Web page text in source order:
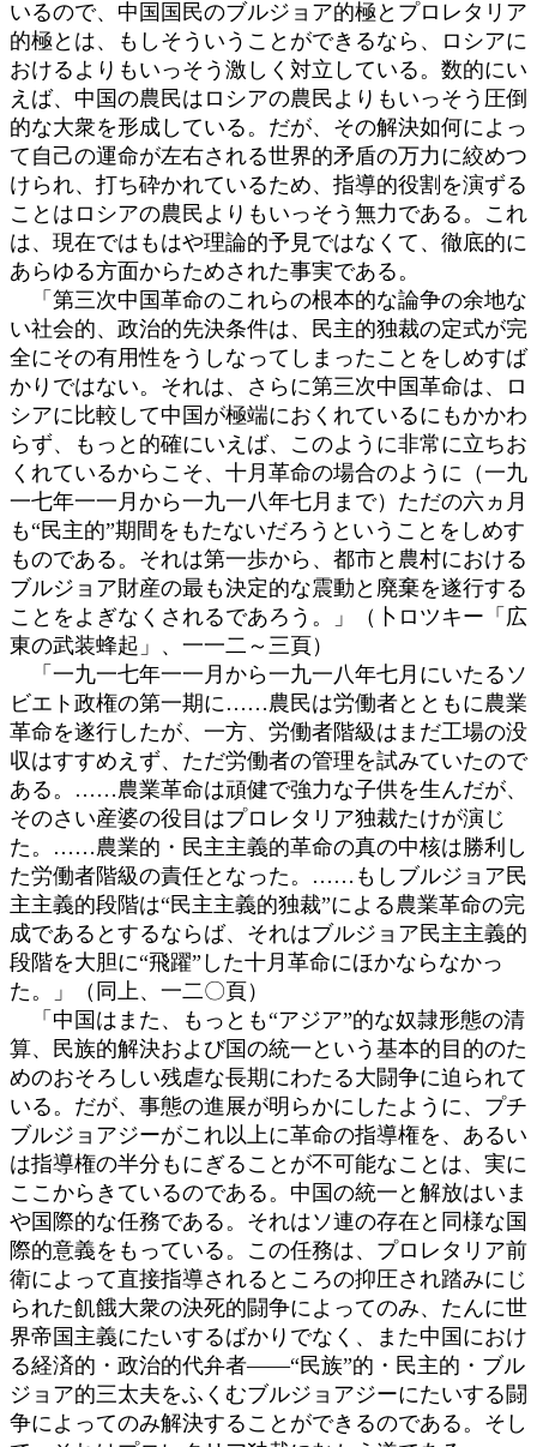
いるので、中国国民のブルジョア的極とプロレタリア
的極とは、もしそういうことができるなら、ロシアに
おけるよりもいっそう激しく対立している。数的にい
えば、中国の農民はロシアの農民よりもいっそう圧倒
的な大衆を形成している。だが、その解決如何によっ
て自己の運命が左右される世界的矛盾の万力に絞めつ
けられ、打ち砕かれているため、指導的役割を演ずる
ことはロシアの農民よりもいっそう無力である。これ
は、現在ではもはや理論的予見ではなくて、徹底的に
あらゆる方面からためされた事実である。
「第三次中国革命のこれらの根本的な論争の余地な
い社会的、政治的先決条件は、民主的独裁の定式が完
全にその有用性をうしなってしまったことをしめすば
かりではない。それは、さらに第三次中国革命は、ロ
シアに比較して中国が極端におくれているにもかかわ
らず、もっと的確にいえば、このように非常に立ちお
くれているからこそ、十月革命の場合のように（一九
一七年一一月から一九一八年七月まで）ただの六ヵ月
も“民主的”期間をもたないだろうということをしめす
ものである。それは第一歩から、都市と農村における
ブルジョア財産の最も決定的な震動と廃棄を遂行する
ことをよぎなくされるであろう。」（卜ロツキー「広
東の武装蜂起」、一一二～三頁）
「一九一七年一一月から一九一八年七月にいたるソ
ビエト政権の第一期に……農民は労働者とともに農業
革命を遂行したが、一方、労働者階級はまだ工場の没
収はすすめえず、ただ労働者の管理を試みていたので
ある。……農業革命は頑健で強力な子供を生んだが、
そのさい産婆の役目はプロレタリア独裁たけが演じ
た。……農業的・民主主義的革命の真の中核は勝利し
た労働者階級の責任となった。……もしブルジョア民
主主義的段階は“民主主義的独裁”による農業革命の完
成であるとするならば、それはブルジョア民主主義的
段階を大胆に“飛躍”した十月革命にほかならなかっ
た。」（同上、一二〇頁）
「中国はまた、もっとも“アジア”的な奴隷形態の清
算、民族的解決および国の統一という基本的目的のた
めのおそろしい残虐な長期にわたる大闘争に迫られて
いる。だが、事態の進展が明らかにしたように、プチ
ブルジョアジーがこれ以上に革命の指導権を、あるい
は指導権の半分もにぎることが不可能なことは、実に
ここからきているのである。中国の統一と解放はいま
や国際的な任務である。それはソ連の存在と同様な国
際的意義をもっている。この任務は、プロレタリア前
衛によって直接指導されるところの抑圧され踏みにじ
られた飢餓大衆の決死的闘争によってのみ、たんに世
界帝国主義にたいするばかりでなく、また中国におけ
る経済的・政治的代弁者――“民族”的・民主的・ブル
ジョア的三太夫をふくむブルジョアジーにたいする闘
争によってのみ解決することができるのである。そし